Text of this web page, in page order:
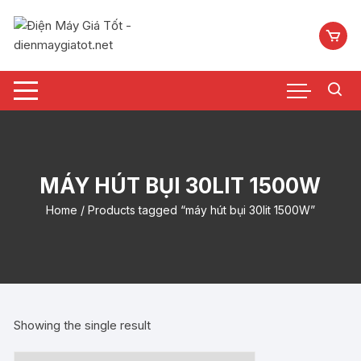
nội
MÁY HÚT BỤI 30LIT 1500W
Home / Products tagged “máy hút bụi 30lit 1500W”
Showing the single result